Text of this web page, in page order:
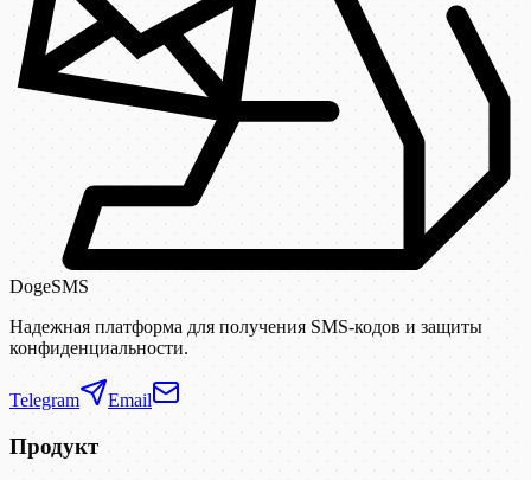
DogeSMS
Надежная платформа для получения SMS-кодов и защиты
конфиденциальности.
Telegram Email
Продукт